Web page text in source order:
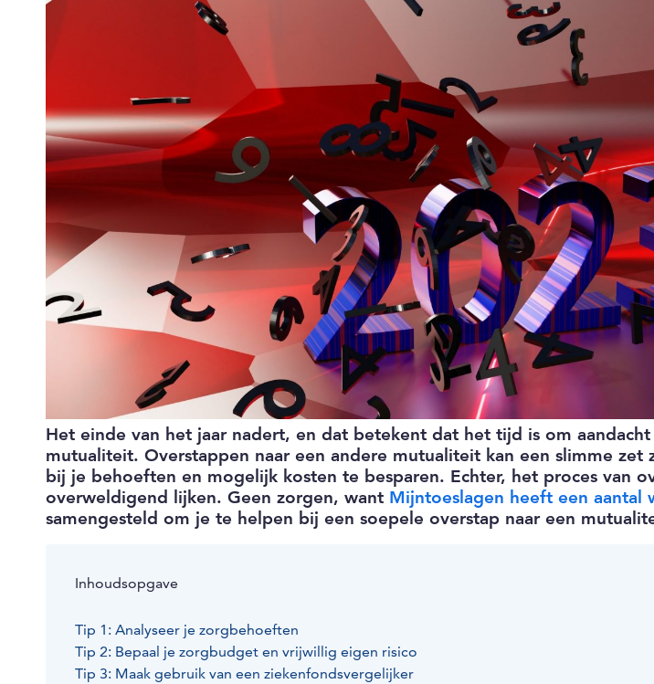
Het einde van het jaar nadert, en dat betekent dat het tijd is om
mutualiteit. Overstappen naar een andere mutualiteit kan een slimme zet
bij je behoeften en mogelijk kosten te besparen. Echter, het proces van
overweldigend lijken. Geen zorgen, want Mijntoeslagen heeft een aantal
samengesteld om je te helpen bij een soepele overstap naar een
Inhoudsopgave
Tip 1: Analyseer je zorgbehoeften
Tip 2: Bepaal je zorgbudget en vrijwillig eigen risico
Tip 3: Maak gebruik van een ziekenfondsvergelijker